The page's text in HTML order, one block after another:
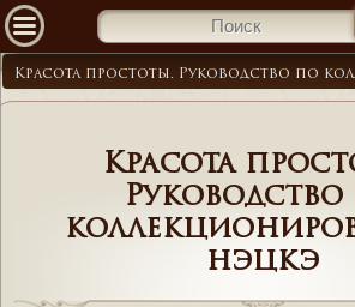
Красота простоты. Руководство по
Красота
нэцкэ